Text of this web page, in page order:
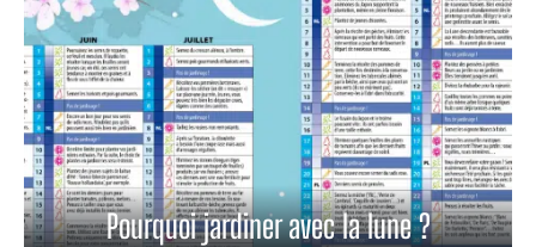
Pourquoi jardiner avec la lune ?